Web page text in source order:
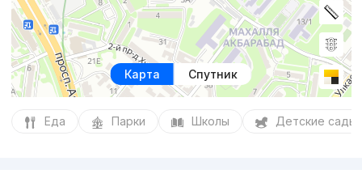
Карта Спутник
Еда Парки Школы Детские сады